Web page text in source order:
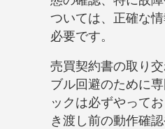
ついては、正確な
必要です。
売買契約書の取り
ブル回避のために
ックは必ずやって
き渡し前の動作確